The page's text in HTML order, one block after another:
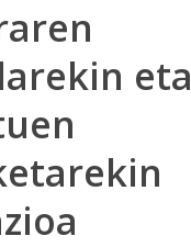
eta